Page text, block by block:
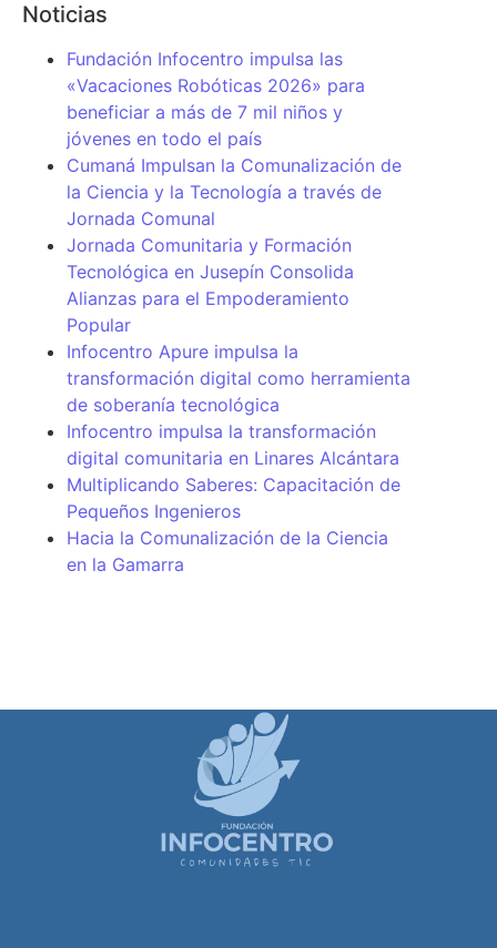
Noticias
Fundación Infocentro impulsa las
«Vacaciones Robóticas 2026» para
beneficiar a más de 7 mil niños y
jóvenes en todo el país
Cumaná Impulsan la Comunalización de
la Ciencia y la Tecnología a través de
Jornada Comunal
Jornada Comunitaria y Formación
Tecnológica en Jusepín Consolida
Alianzas para el Empoderamiento
Popular
Infocentro Apure impulsa la
transformación digital como herramienta
de soberanía tecnológica
Infocentro impulsa la transformación
digital comunitaria en Linares Alcántara
Multiplicando Saberes: Capacitación de
Pequeños Ingenieros
Hacia la Comunalización de la Ciencia
en la Gamarra